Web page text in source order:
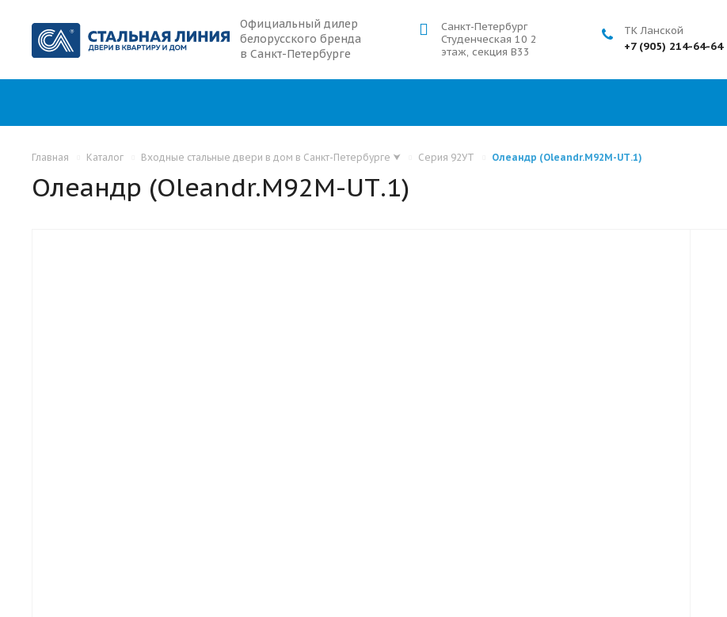
Официальный дилер
белорусского бренда
в Санкт-Петербурге
Санкт-Петербург
Студенческая 10 2
этаж, секция В33
ТК Ланской
+7 (905) 214-64-64
Главная Каталог Входные стальные двери в дом в Санкт-Петербурге ⮟ Серия 92УТ Олеандр (Oleandr.M92M-UТ.1)
Олеандр (Oleandr.M92M-UТ.1)